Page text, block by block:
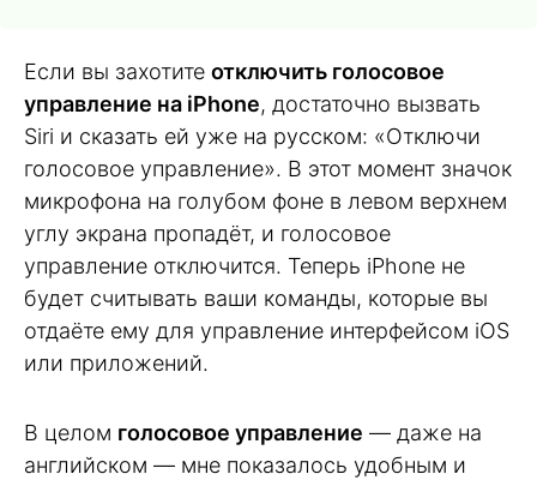
Если вы захотите отключить голосовое
управление на iPhone, достаточно вызвать
Siri и сказать ей уже на русском: «Отключи
голосовое управление». В этот момент значок
микрофона на голубом фоне в левом верхнем
углу экрана пропадёт, и голосовое
управление отключится. Теперь iPhone не
будет считывать ваши команды, которые вы
отдаёте ему для управление интерфейсом iOS
или приложений.
В целом голосовое управление — даже на
английском — мне показалось удобным и